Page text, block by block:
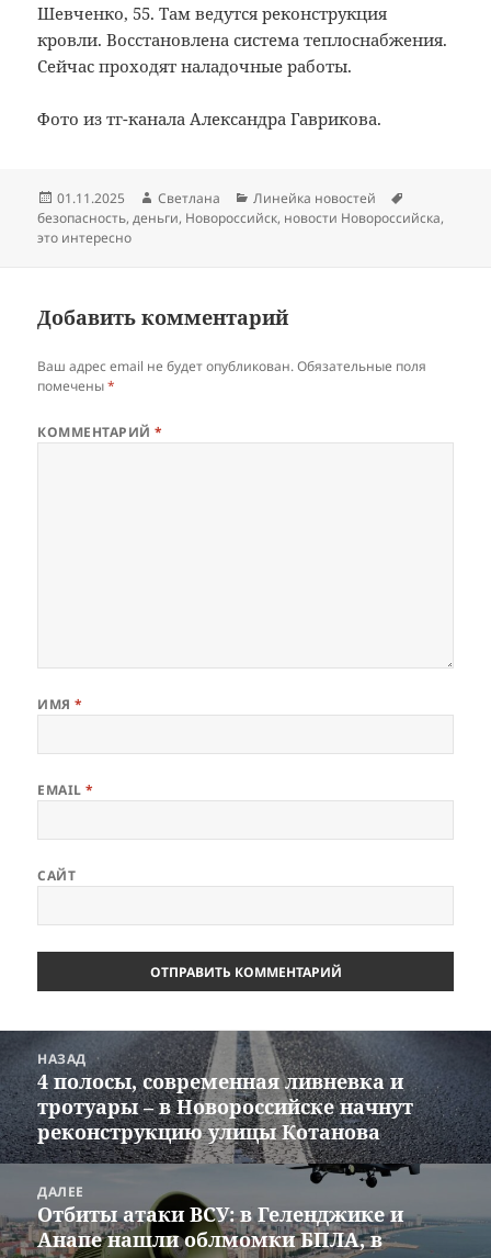
Шевченко, 55. Там ведутся реконструкция
кровли. Восстановлена система теплоснабжения.
Сейчас проходят наладочные работы.
Фото из тг-канала Александра Гаврикова.
Опубликовано
01.11.2025 Автор
Светлана Рубрики
Линейка новостей
безопасность,деньги, Новороссийск, новости Новороссийска,
это интересно
Добавить комментарий
Ваш адрес email не будет опубликован. Обязательные поля
помечены*
КОММЕНТАРИЙ*
ИМЯ*
EMAIL*
САЙТ
по
записям
НАЗАД
Предыдущая
запись:
4 полосы, современная ливневка и
тротуары – в Новороссийске начнут
реконструкцию улицы Котанова
ДАЛЕЕ
Следующая
запись:
Отбиты атаки ВСУ: в Геленджике и
Анапе нашли облмомки БПЛА, в